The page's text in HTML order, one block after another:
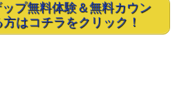
ップ無料体験＆無料カウン
はコチラをクリック！